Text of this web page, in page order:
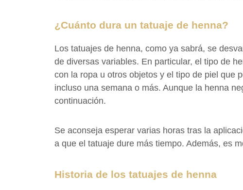
¿Cuánto dura un tatuaje de henna?
Los tatuajes de henna, como ya sabrá, se
de diversas variables. En particular, el tipo de
con la ropa u otros objetos y el tipo de piel que
incluso una semana o más. Aunque la henna
continuación.
Se aconseja esperar varias horas tras la
a que el tatuaje dure más tiempo. Además, es
Historia de los tatuajes de henna